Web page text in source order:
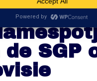
de SGP